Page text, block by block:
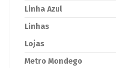
Linha Azul
Linhas
Lojas
Metro Mondego